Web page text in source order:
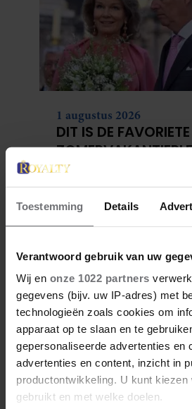
Toestemming Details
Verantwoord gebruik van uw
Wij en onze 1022 partners
gegevens (bijv. uw IP-adres) met
technologieën zoals cookies om
apparaat op te slaan en te
gepersonaliseerde advertenties en
advertenties en content, inzicht in
productontwikkeling. U kunt kiezen
gebruikt en met welke doelen.
1 augustus 2026
DIT IS DE FAVORIETE
BELGISCHE
FAMILIE
28 april 2026
DIT ZIJN DE 4
MODEMERKEN VAN